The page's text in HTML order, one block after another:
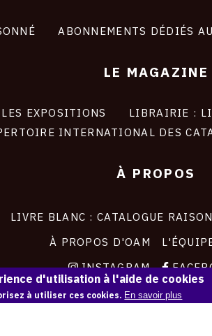
ABONNEMENTS DÉDIÉS
LE MAGAZINE
LES EXPOSITIONS LIBRAIRIE :
INTERNATIONAL DES
À PROPOS
LIVRE BLANC : CATALOGUE
À PROPOS D'OAM
INSTAGRAM
CGU
CGV
d'utilisation à l'aide de cookies
à utiliser ces cookies. En savoir plus